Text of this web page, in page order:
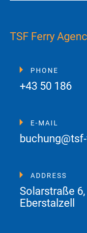
TSF Ferry
PHONE
+43 50 186
E-MAIL
ADDRESS
Solarstraße
Eberstalzell